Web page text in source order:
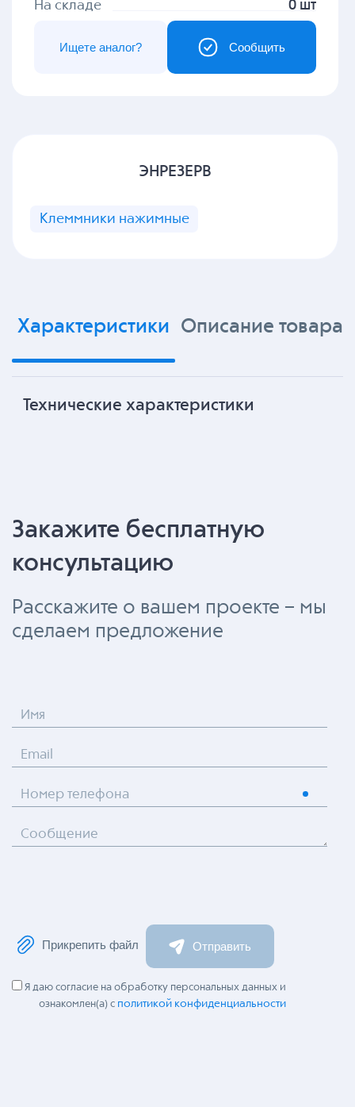
На складе 0 шт
Сообщить
Ищете аналог?
ЭНРЕЗЕРВ
Клеммники нажимные
Характеристики Описание товара
Технические характеристики
Закажите бесплатную
консультацию
Расскажите о вашем проекте – мы
сделаем предложение
Имя
Email
Номер телефона
Сообщение
Прикрепить файл Отправить
Я даю согласие на обработку персональных данных и
ознакомлен(а) с политикой конфиденциальности